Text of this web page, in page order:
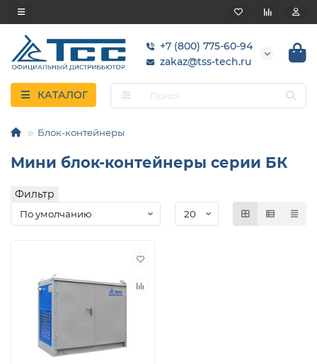
+7 (800) 775-60-94
zakaz@tss-tech.ru
КАТАЛОГ
Блок-контейнеры
Мини блок-контейнеры серии БК
Фильтр